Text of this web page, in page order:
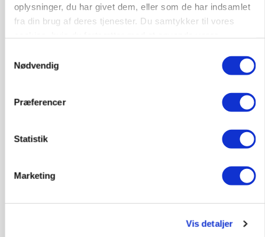
oplysninger, du har givet dem, eller som de har indsamlet
fra din brug af deres tjenester. Du samtykker til vores
Nødvendig
Præferencer
Statistik
Marketing
Vis detaljer
Loading...
KVÆG